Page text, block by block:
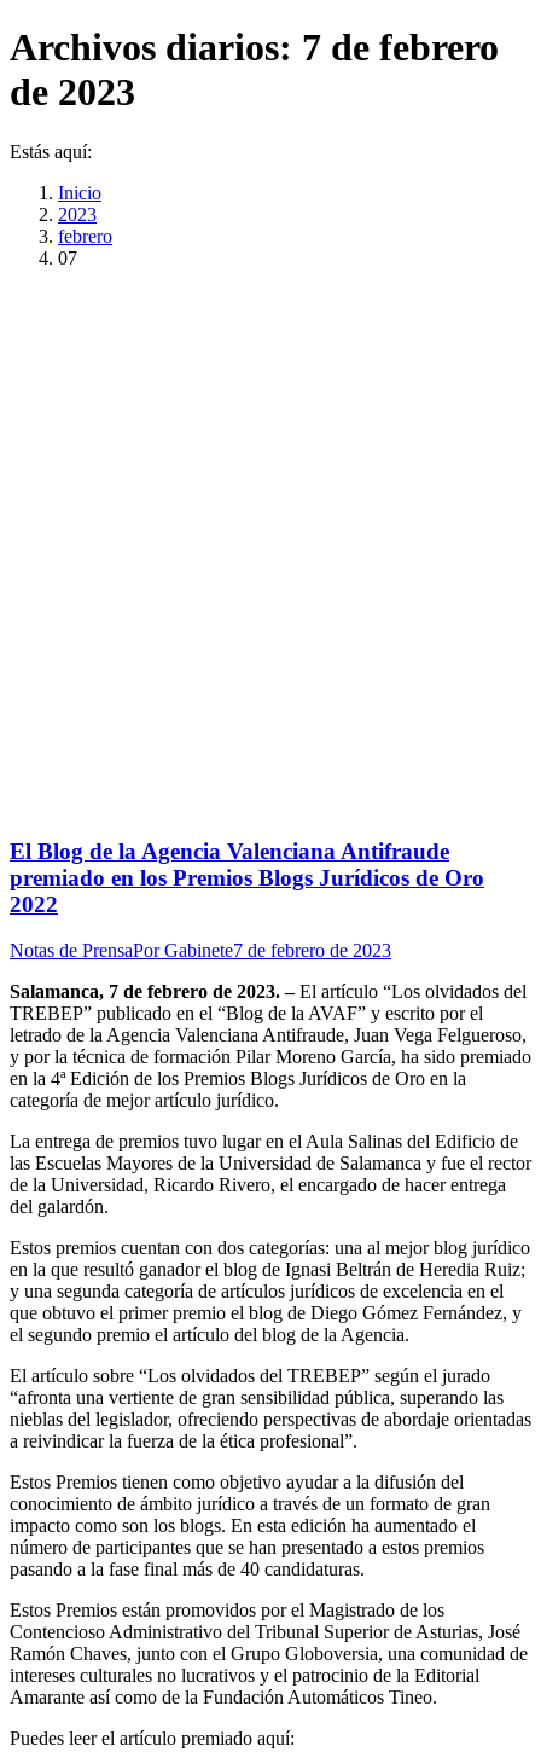
Archivos diarios: 7 de febrero
de 2023
Estás aquí:
Inicio
2023
febrero
07
El Blog de la Agencia Valenciana Antifraude
premiado en los Premios Blogs Jurídicos de Oro
2022
Notas de PrensaPorGabinete7 de febrero de 2023
Salamanca, 7 de febrero de 2023. –El artículo “Los olvidados del
TREBEP” publicado en el “Blog de la AVAF” y escrito por el
letrado de la Agencia Valenciana Antifraude, Juan Vega Felgueroso,
y por la técnica de formación Pilar Moreno García, ha sido premiado
en la 4ª Edición de los Premios Blogs Jurídicos de Oro en la
categoría de mejor artículo jurídico.
La entrega de premios tuvo lugar en el Aula Salinas del Edificio de
las Escuelas Mayores de la Universidad de Salamanca y fue el rector
de la Universidad, Ricardo Rivero, el encargado de hacer entrega
del galardón.
Estos premios cuentan con dos categorías: una al mejor blog jurídico
en la que resultó ganador el blog de Ignasi Beltrán de Heredia Ruiz;
y una segunda categoría de artículos jurídicos de excelencia en el
que obtuvo el primer premio el blog de Diego Gómez Fernández, y
el segundo premio el artículo del blog de la Agencia.
El artículo sobre “Los olvidados del TREBEP” según el jurado
“afronta una vertiente de gran sensibilidad pública, superando las
nieblas del legislador, ofreciendo perspectivas de abordaje orientadas
a reivindicar la fuerza de la ética profesional”.
Estos Premios tienen como objetivo ayudar a la difusión del
conocimiento de ámbito jurídico a través de un formato de gran
impacto como son los blogs. En esta edición ha aumentado el
número de participantes que se han presentado a estos premios
pasando a la fase final más de 40 candidaturas.
Estos Premios están promovidos por el Magistrado de los
Contencioso Administrativo del Tribunal Superior de Asturias, José
Ramón Chaves, junto con el Grupo Globoversia, una comunidad de
intereses culturales no lucrativos y el patrocinio de la Editorial
Amarante así como de la Fundación Automáticos Tineo.
Puedes leer el artículo premiado aquí: